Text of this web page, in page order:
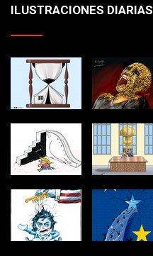
ILUSTRACIONES DIARIAS